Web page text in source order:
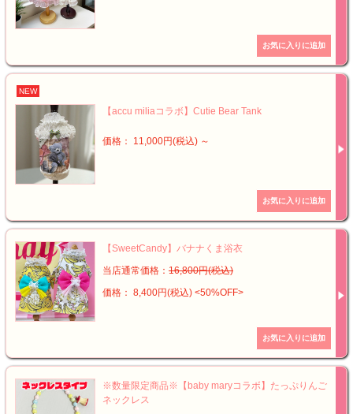
NEW
【accu miliaコラボ】Cutie Bear Tank
価格： 11,000円(税込) ～
【SweetCandy】バナナくま浴衣
当店通常価格： 16,800円(税込)
価格： 8,400円(税込) <50%OFF>
※数量限定商品※【baby maryコラボ】たっぷりんご
ネックレス